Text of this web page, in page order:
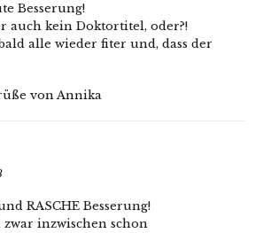
Besserung!
auch kein Doktortitel, oder?!
alle wieder fiter und, dass der
von Annika
RASCHE Besserung!
inzwischen schon